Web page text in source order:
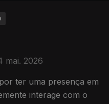
mai. 2026
ter uma presença em
interage com o